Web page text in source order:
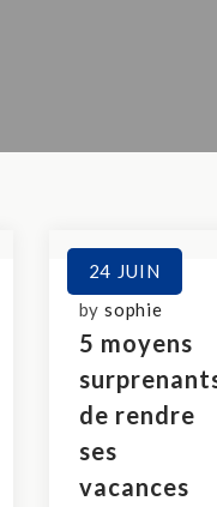
24 JUIN
bysophie
5 moyens
de rendre
ses
vacances